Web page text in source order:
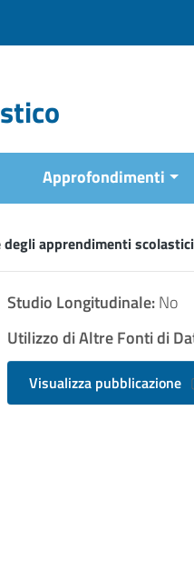
Approfondimenti
degli apprendimenti
Studio Longitudinale:No
Utilizzo di Altre Fonti di
Visualizza pubblicazione